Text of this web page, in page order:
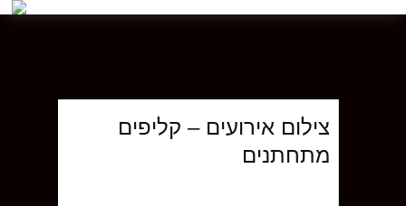
צילום אירועים – קליפים
מתחתנים